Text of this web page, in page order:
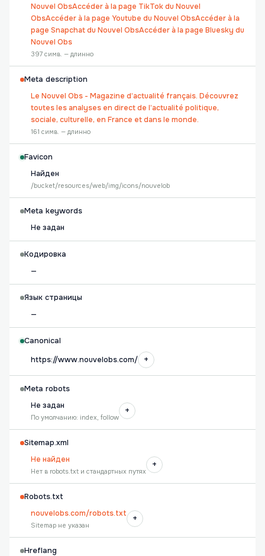
Nouvel ObsAccéder à la page TikTok du Nouvel
ObsAccéder à la page Youtube du Nouvel ObsAccéder à la
page Snapchat du Nouvel ObsAccéder à la page Bluesky du
Nouvel Obs
397 симв. — длинно
Meta description
Le Nouvel Obs - Magazine d’actualité français. Découvrez
toutes les analyses en direct de l’actualité politique,
sociale, culturelle, en France et dans le monde.
161 симв. — длинно
Favicon
Найден
/bucket/resources/web/img/icons/nouvelob
Meta keywords
Не задан
Кодировка
—
Язык страницы
—
Canonical
https://www.nouvelobs.com/
+
Meta robots
Не задан
По умолчанию: index, follow
+
Sitemap.xml
Не найден
Нет в robots.txt и стандартных путях
+
Robots.txt
nouvelobs.com/robots.txt
Sitemap не указан
+
Hreflang